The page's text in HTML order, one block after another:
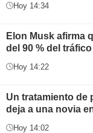
Hoy 14:34
Elon Musk afirma
del 90 % del
Hoy 14:22
Un tratamiento de
deja a una novia
Hoy 14:02